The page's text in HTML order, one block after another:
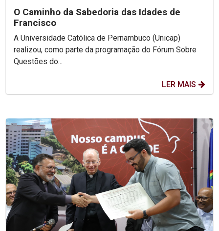
O Caminho da Sabedoria das Idades de
Francisco
A Universidade Católica de Pernambuco (Unicap)
realizou, como parte da programação do Fórum Sobre
Questões do...
LER MAIS